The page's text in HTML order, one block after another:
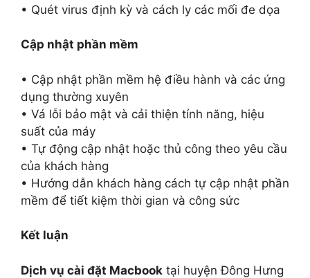
• Quét virus định kỳ và cách ly các mối đe dọa
Cập nhật phần mềm
• Cập nhật phần mềm hệ điều hành và các ứng
dụng thường xuyên
• Vá lỗi bảo mật và cải thiện tính năng, hiệu
suất của máy
• Tự động cập nhật hoặc thủ công theo yêu cầu
của khách hàng
• Hướng dẫn khách hàng cách tự cập nhật phần
mềm để tiết kiệm thời gian và công sức
Kết luận
Dịch vụ cài đặt Macbook tại huyện Đông Hưng